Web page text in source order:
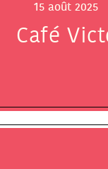
15 août 2025
Café